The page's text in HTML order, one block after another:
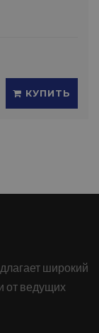
КУПИТЬ
широкий
от ведущих